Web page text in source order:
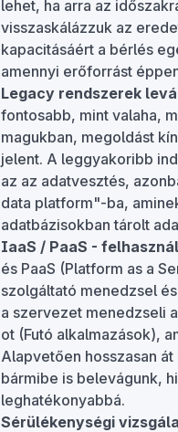
lehet, ha arra az
visszaskálázzuk az
kapacitásáért a bérlés
amennyi erőforrást
Legacy rendszerek
fontosabb, mint valaha,
magukban, megoldást
jelent. A leggyakoribb
az az adatvesztés,
data platform"-ba,
adatbázisokban tárolt
IaaS / PaaS -
és PaaS (Platform as a
szolgáltató menedzsel
a szervezet menedzseli
ot (Futó alkalmazások),
Alapvetően hosszasan
bármibe is belevágunk,
leghatékonyabbá.
Sérülékenységi